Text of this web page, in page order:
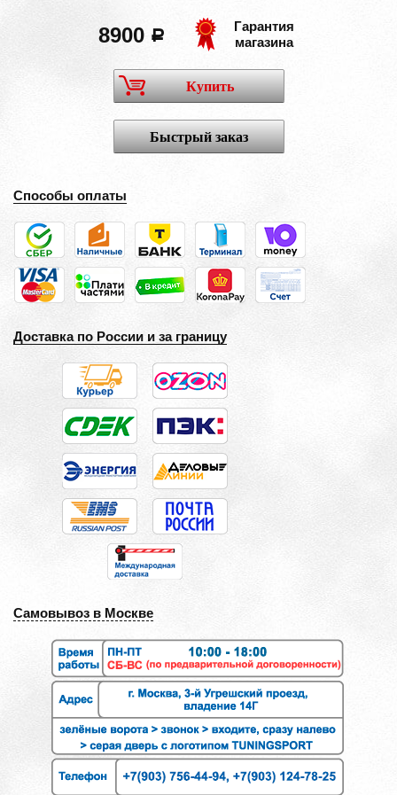
8900 a
Гарантия
магазина
Купить
Быстрый заказ
Способы оплаты
Доставка по России и за границу
Самовывоз в Москве